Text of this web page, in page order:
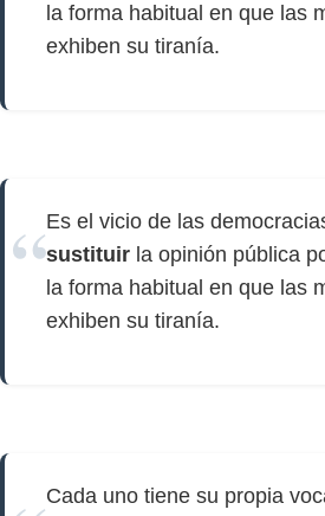
la forma habitual en que las
exhiben su tiranía.
Es el vicio de las
sustituir la opinión pública
la forma habitual en que las
exhiben su tiranía.
Cada uno tiene su propia